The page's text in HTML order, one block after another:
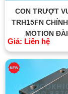
CON TRƯỢT
TRH15FN
MOTION
Giá: Liên hệ